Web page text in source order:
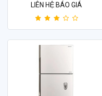
LIÊN HỆ BÁO GIÁ